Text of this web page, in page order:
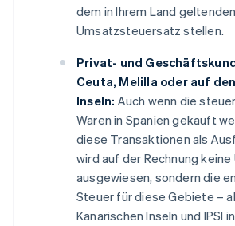
dem in Ihrem Land geltenden
Umsatzsteuersatz stellen.
Privat- und
Ceuta, Melilla oder auf
Inseln: Auch wenn die
Waren in Spanien gekauft
diese Transaktionen als
wird auf der Rechnung
ausgewiesen, sondern die
Steuer für diese Gebiete –
Kanarischen Inseln und IPSI